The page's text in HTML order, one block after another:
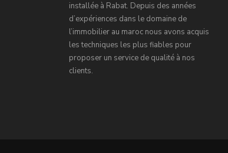
installée à Rabat. Depuis des années
d’expériences dans le domaine de
l’immobilier au maroc nous avons acquis
les techniques les plus fiables pour
proposer un service de qualité à nos
clients.